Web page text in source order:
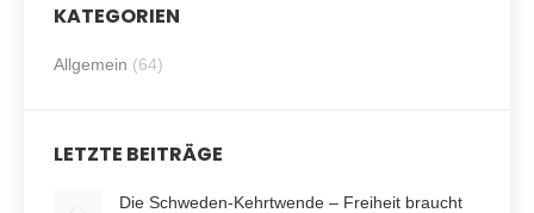
KATEGORIEN
Allgemein (64)
LETZTE BEITRÄGE
Die Schweden-Kehrtwende – Freiheit braucht